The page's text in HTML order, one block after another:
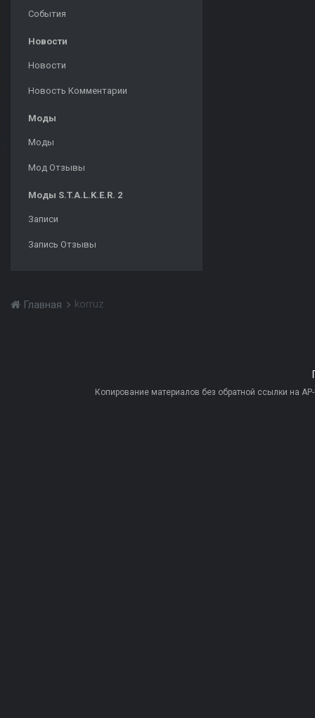
События
Новости
Новости
Новость Комментарии
Моды
Моды
Мод Отзывы
Моды S.T.A.L.K.E.R. 2
Записи
Запись Отзывы
Главная korruz
Копирование материалов без обратной ссылки на